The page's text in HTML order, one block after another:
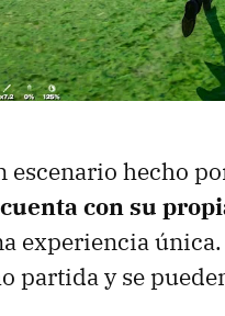
escenario hecho
cuenta con su
experiencia
partida y se